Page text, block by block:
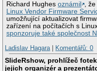
Richard Hughesoznámil
, že
Linux Vendor Firmware
umožňující aktualizovat
zařízení na počítačích s
sponzoruje také společnost
Ladislav Hagara | Komentářů: 0
SlideRshow, prohlížeč
jejich organizér a